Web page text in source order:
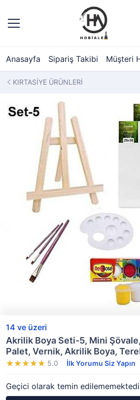
Anasayfa Sipariş Takibi Müşteri
KIRTASİYE ÜRÜNLERİ
14 ve üzeri
Akrilik Boya Seti-5, Mini
Palet, Vernik, Akrilik Boya,
5.0 İlk Yorumu Siz Yapın
Geçici olarak temin